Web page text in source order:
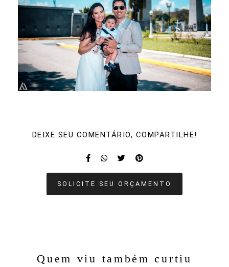
DEIXE SEU COMENTÁRIO, COMPARTILHE!
SOLICITE SEU ORÇAMENTO
Quem viu também curtiu